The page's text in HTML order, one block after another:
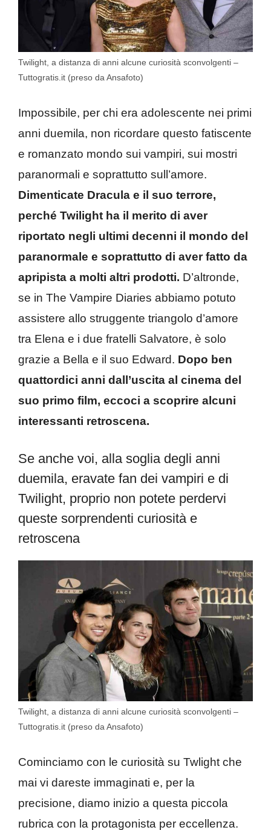
Twilight, a distanza di anni alcune curiosità sconvolgenti –
Tuttogratis.it (preso da Ansafoto)
Impossibile, per chi era adolescente nei primi
anni duemila, non ricordare questo fatiscente
e romanzato mondo sui vampiri, sui mostri
paranormali e soprattutto sull’amore.
Dimenticate Dracula e il suo terrore,
perché Twilight ha il merito di aver
riportato negli ultimi decenni il mondo del
paranormale e soprattutto di aver fatto da
apripista a molti altri prodotti. D’altronde,
se in The Vampire Diaries abbiamo potuto
assistere allo struggente triangolo d’amore
tra Elena e i due fratelli Salvatore, è solo
grazie a Bella e il suo Edward. Dopo ben
quattordici anni dall’uscita al cinema del
suo primo film, eccoci a scoprire alcuni
interessanti retroscena.
Se anche voi, alla soglia degli anni
duemila, eravate fan dei vampiri e di
Twilight, proprio non potete perdervi
queste sorprendenti curiosità e
retroscena
Twilight, a distanza di anni alcune curiosità sconvolgenti –
Tuttogratis.it (preso da Ansafoto)
Cominciamo con le curiosità su Twlight che
mai vi dareste immaginati e, per la
precisione, diamo inizio a questa piccola
rubrica con la protagonista per eccellenza.